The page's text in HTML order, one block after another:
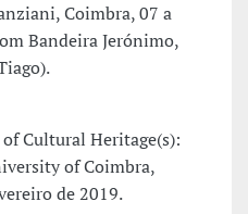
Coimbra, 07 a
Bandeira Jerónimo,
Cultural Heritage(s):
of Coimbra,
de 2019.